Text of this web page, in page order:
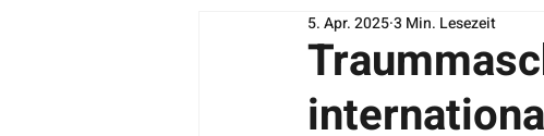
5. Apr. 20253 Min. Lesezeit